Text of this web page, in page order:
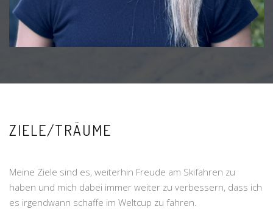
ZIELE/TRÄUME
Meine Ziele sind es, weiterhin Freude am Skifahren zu
haben und mich dabei immer weiter zu verbessern, dass ich
es irgendwann schaffe im Weltcup zu fahren.